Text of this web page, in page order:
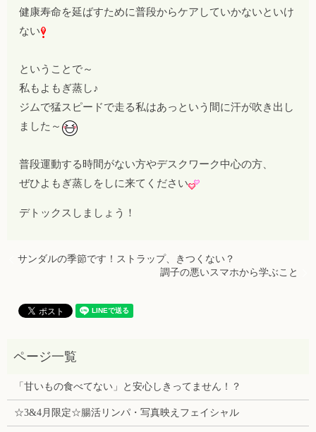
健康寿命を延ばすために普段からケアしていかないといけ
ない
ということで～
私もよもぎ蒸し♪
ジムで猛スピードで走る私はあっという間に汗が吹き出し
ました～
普段運動する時間がない方やデスクワーク中心の方、
ぜひよもぎ蒸しをしに来てください
デトックスしましょう！
サンダルの季節です！ストラップ、きつくない？
調子の悪いスマホから学ぶこと
「甘いもの食べてない」と安心しきってません！？
☆3&4月限定☆腸活リンパ・写真映えフェイシャル